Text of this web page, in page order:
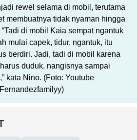
rewel selama di mobil, terutama
membuatnya tidak nyaman hingga
di mobil Kaia sempat ngantuk
mulai capek, tidur, ngantuk, itu
berdiri. Jadi, tadi di mobil karena
duduk, nangisnya sampai
kata Nino. (Foto: Youtube